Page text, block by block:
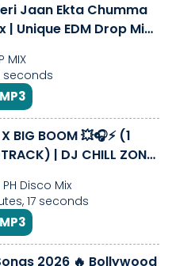
Jaan Ekta Chumma
| Unique EDM Drop Mix |
MIX
seconds
BIG BOOM 💥🎧⚡ (1
| DJ CHILL ZONE
Disco Mix
17 seconds
2026 🔥 Bollywood